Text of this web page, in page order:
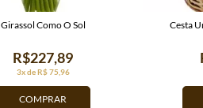
COMPRAR
3x de R$ 75,96
R$227,89
Girassol Como O Sol Cesta